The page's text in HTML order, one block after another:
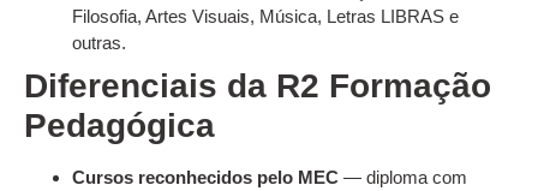
Filosofia, Artes Visuais, Música, Letras LIBRAS e
outras.
Diferenciais da R2 Formação
Pedagógica
Cursos reconhecidos pelo MEC — diploma com